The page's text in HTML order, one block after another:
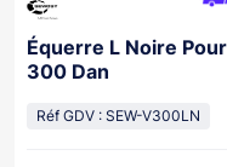
Équerre L Noire Pour
300 Dan
Réf GDV : SEW-V300LN